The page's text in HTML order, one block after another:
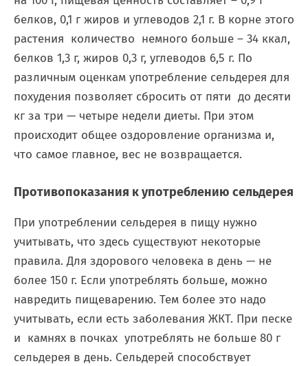
белков, 0,1 г жиров и углеводов 2,1 г. В корне этого
растения количество немного больше – 34 ккал,
белков 1,3 г, жиров 0,3 г, углеводов 6,5 г. По
различным оценкам употребление сельдерея для
похудения позволяет сбросить от пяти до десяти
кг за три — четыре недели диеты. При этом
происходит общее оздоровление организма и,
что самое главное, вес не возвращается.
Противопоказания к употреблению сельдерея
При употреблении сельдерея в пищу нужно
учитывать, что здесь существуют некоторые
правила. Для здорового человека в день — не
более 150 г. Если употреблять больше, можно
навредить пищеварению. Тем более это надо
учитывать, если есть заболевания ЖКТ. При песке
и камнях в почках употреблять не больше 80 г
сельдерея в день. Сельдерей способствует